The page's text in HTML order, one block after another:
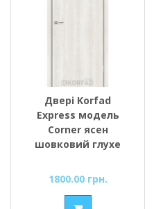
Двері Korfad
Express модель
Corner ясен
шовковий глухе
1800.00 грн.